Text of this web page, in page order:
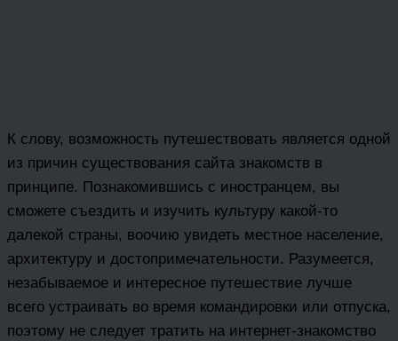
К слову, возможность путешествовать является одной
из причин существования сайта знакомств в
принципе. Познакомившись с иностранцем, вы
сможете съездить и изучить культуру какой-то
далекой страны, воочию увидеть местное население,
архитектуру и достопримечательности. Разумеется,
незабываемое и интересное путешествие лучше
всего устраивать во время командировки или отпуска,
поэтому не следует тратить на интернет-знакомство